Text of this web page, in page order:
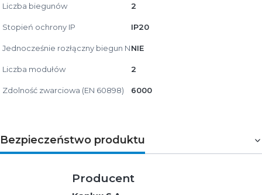
Liczba biegunów 2
Stopień ochrony IP IP20
Jednocześnie rozłączny biegun NNIE
Liczba modułów 2
Zdolność zwarciowa (EN 60898) 6000
Bezpieczeństwo produktu
Producent